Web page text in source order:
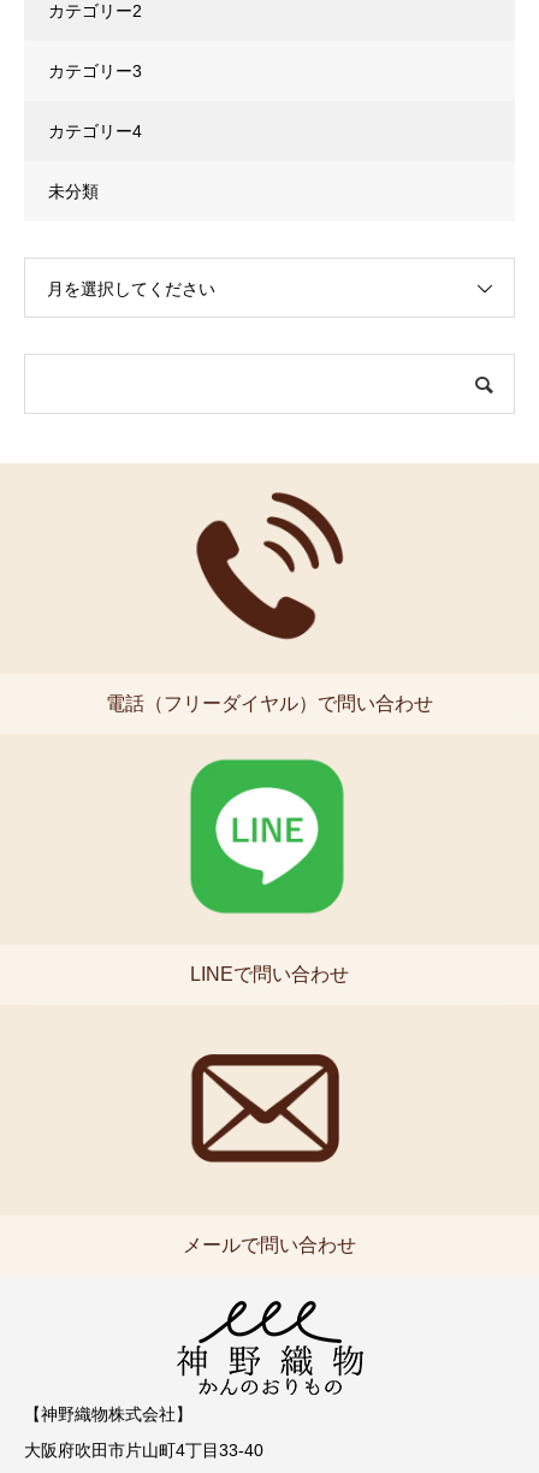
カテゴリー2
カテゴリー3
カテゴリー4
未分類
月を選択してください
電話（フリーダイヤル）で問い合わせ
LINEで問い合わせ
メールで問い合わせ
【神野織物株式会社】
大阪府吹田市片山町4丁目33-40